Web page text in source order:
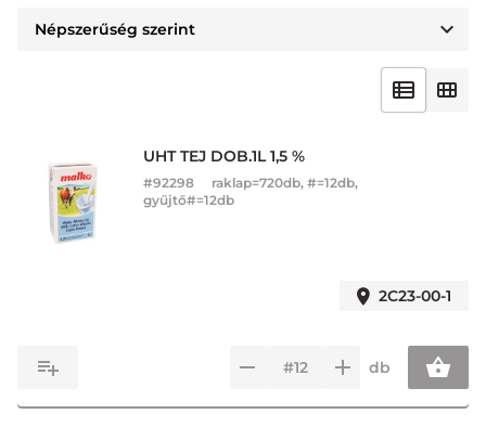
UHT TEJ DOB.1L 1,5 %
#92298
raklap=720db, #=12db,
gyűjtő#=12db
2C23-00-1
db